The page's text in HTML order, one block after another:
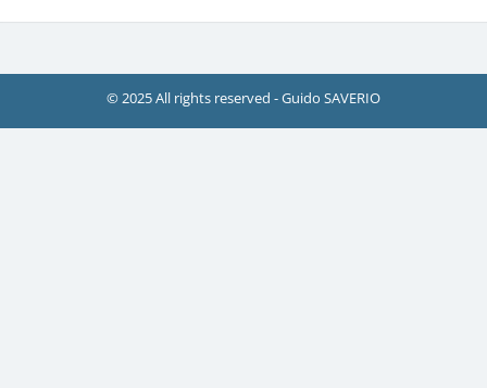
© 2025 All rights reserved - Guido SAVERIO